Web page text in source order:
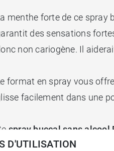
menthe forte de ce spray
des sensations
non cariogène. Il
format en spray vous
facilement dans une
spray buccal sans alcool
du liquide mentholé.
D'UTILISATION